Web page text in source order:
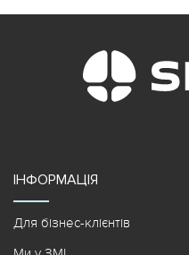
ІНФОРМАЦІЯ
Для бізнес-клієнтів